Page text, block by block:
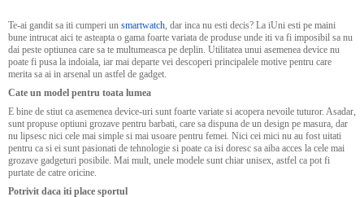
Te-ai gandit sa iti cumperi un smartwatch , dar inca nu esti decis? La iUni esti pe maini
bune intrucat aici te asteapta o gama foarte variata de produse unde iti va fi imposibil sa nu
dai peste optiunea care sa te multumeasca pe deplin. Utilitatea unui asemenea device nu
poate fi pusa la indoiala, iar mai departe vei descoperi principalele motive pentru care
merita sa ai in arsenal un astfel de gadget.
Cate un model pentru toata lumea
E bine de stiut ca asemenea device-uri sunt foarte variate si acopera nevoile tuturor. Asadar,
sunt propuse optiuni grozave pentru barbati, care sa dispuna de un design pe masura, dar
nu lipsesc nici cele mai simple si mai usoare pentru femei. Nici cei mici nu au fost uitati
pentru ca si ei sunt pasionati de tehnologie si poate ca isi doresc sa aiba acces la cele mai
grozave gadgeturi posibile. Mai mult, unele modele sunt chiar unisex, astfel ca pot fi
purtate de catre oricine.
Potrivit daca iti place sportul